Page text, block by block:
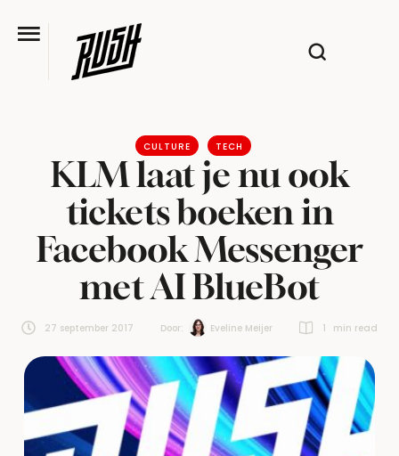
CULTURE TECH
KLM laat je nu ook
tickets boeken in
Facebook Messenger
met AI BlueBot
27 september 2017 Door: Eveline Meijer 1 min read